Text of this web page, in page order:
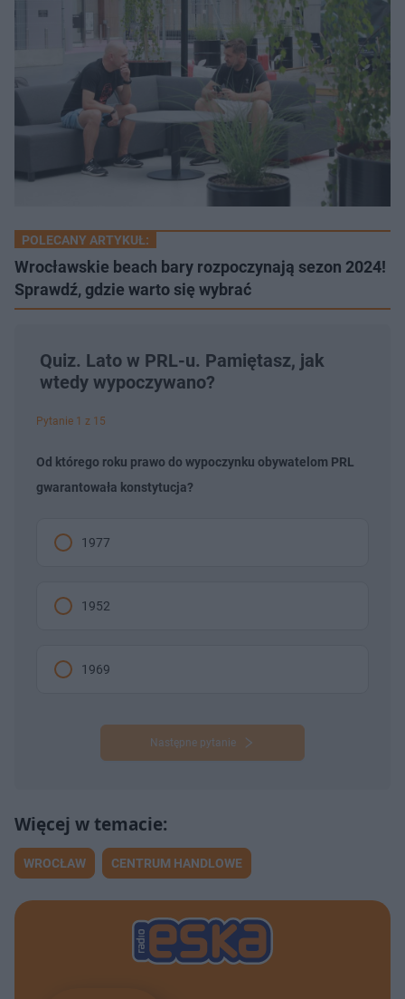
POLECANY ARTYKUŁ:
Wrocławskie beach bary rozpoczynają sezon 2024!
Sprawdź, gdzie warto się wybrać
Quiz. Lato w PRL-u. Pamiętasz, jak
wtedy wypoczywano?
Pytanie 1 z 15
Od którego roku prawo do wypoczynku obywatelom PRL
gwarantowała konstytucja?
1977
1952
1969
Następne pytanie
WROCŁAW CENTRUM HANDLOWE